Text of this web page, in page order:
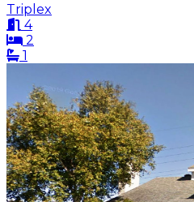
Triplex
4
2
1